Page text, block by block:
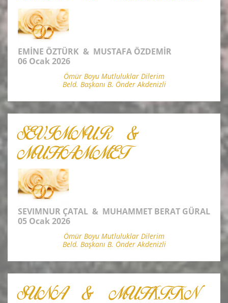
EMİNE ÖZTÜRK & MUSTAFA ÖZDEMİR
06 Ocak 2026
Ömür Boyu Mutluluklar Dilerim
Beld. Başkanı B. Önder Akdenizli
SEVIMNUR &
MUHAMMET
SEVIMNUR ÇATAL & MUHAMMET BERAT GÜRAL
05 Ocak 2026
Ömür Boyu Mutluluklar Dilerim
Beld. Başkanı B. Önder Akdenizli
SUNA & MUHİTTİN